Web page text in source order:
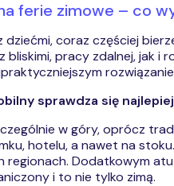
ferie zimowe – co
dziećmi, coraz częściej
pracy zdalnej, jak i
sprawdza się
w góry, oprócz
hotelu, a nawet na
regionach. Dodatkowym
i to nie tylko zimą.